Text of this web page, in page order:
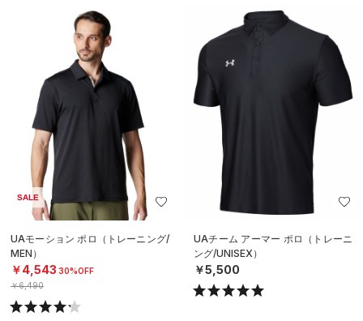
SALE
UAモーション ポロ（トレーニング/
MEN）
￥4,543 30%OFF
￥6,490
UAチーム アーマー ポロ（トレーニ
ング/UNISEX）
￥5,500